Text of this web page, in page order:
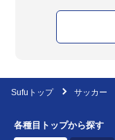
Sufuトップ サッカー
各種目トップから探す